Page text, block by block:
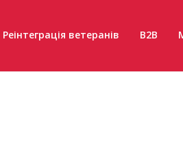
Реінтеграція ветеранів B2B